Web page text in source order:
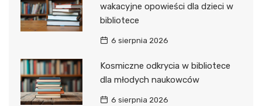
wakacyjne opowieści dla dzieci w
bibliotece
6 sierpnia 2026
Kosmiczne odkrycia w bibliotece
dla młodych naukowców
6 sierpnia 2026